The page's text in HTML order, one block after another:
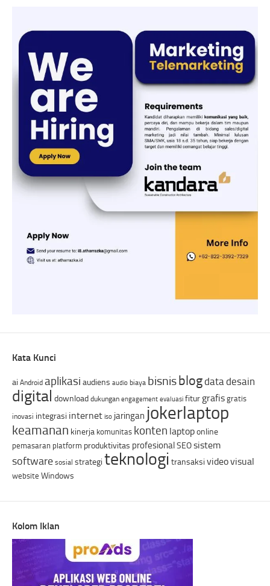
Kata Kunci
ai Android aplikasi audiens audio biaya bisnisblogdatadesain
digital download dukungan engagement evaluasi fitur grafis gratis
inovasi integrasi internet iso jaringan jokerlaptop
keamanan kinerja komunitas konten laptoponline
pemasaran platform produktivitas profesionalSEOsistem
software sosial strategi teknologi transaksi videovisual
website Windows
Kolom Iklan